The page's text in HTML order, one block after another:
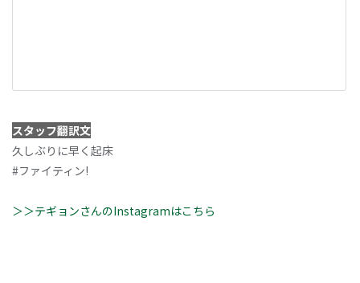
スタッフ翻訳文
久しぶりに早く起床
#ファイティン!
＞＞テギョンさんのInstagramはこちら